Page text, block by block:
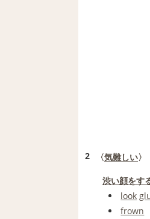
2 〈気難しい〉
渋い顔をす
look
frown